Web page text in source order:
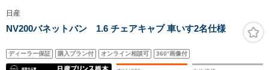
日産
NV200バネットバン 1.6 チェアキャブ 車いす2名仕様
ディーラー保証 購入プラン付 オンライン相談可 360°画像付